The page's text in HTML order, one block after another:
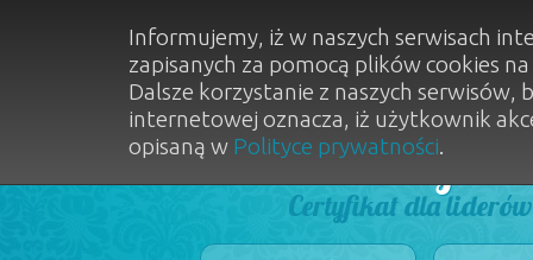
Dobry
Certyfikat dla
Informujemy, iż w naszych serwisach
zapisanych za pomocą plików cookies
Dalsze korzystanie z naszych
internetowej oznacza, iż użytkownik
opisaną w Polityce prywatności.